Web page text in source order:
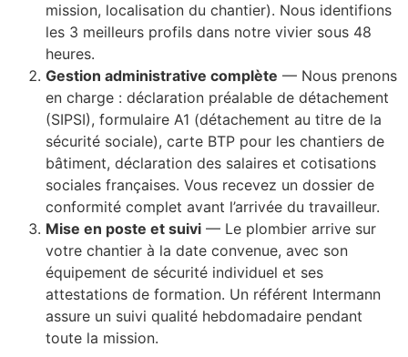
mission, localisation du chantier). Nous identifions
les 3 meilleurs profils dans notre vivier sous 48
heures.
Gestion administrative complète — Nous prenons
en charge : déclaration préalable de détachement
(SIPSI), formulaire A1 (détachement au titre de la
sécurité sociale), carte BTP pour les chantiers de
bâtiment, déclaration des salaires et cotisations
sociales françaises. Vous recevez un dossier de
conformité complet avant l’arrivée du travailleur.
Mise en poste et suivi — Le plombier arrive sur
votre chantier à la date convenue, avec son
équipement de sécurité individuel et ses
attestations de formation. Un référent Intermann
assure un suivi qualité hebdomadaire pendant
toute la mission.